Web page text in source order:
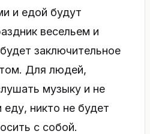
и едой будут
весельем и
заключительное
Для людей,
музыку и не
еду, никто не будет
с собой.